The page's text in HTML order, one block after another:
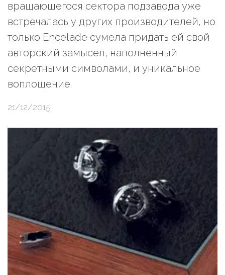
вращающегося сектора подзавода уже
встречалась у других производителей, но
только Encelade сумела придать ей свой
авторский замысел, наполненный
секретными символами, и уникальное
воплощение.
21/12/2015